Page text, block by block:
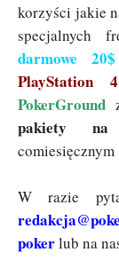
korzyści jakie
specjalnych
darmowe
PlayStation 4
PokerGround
pakiety
comiesięcznym
W razie
pokerlub na